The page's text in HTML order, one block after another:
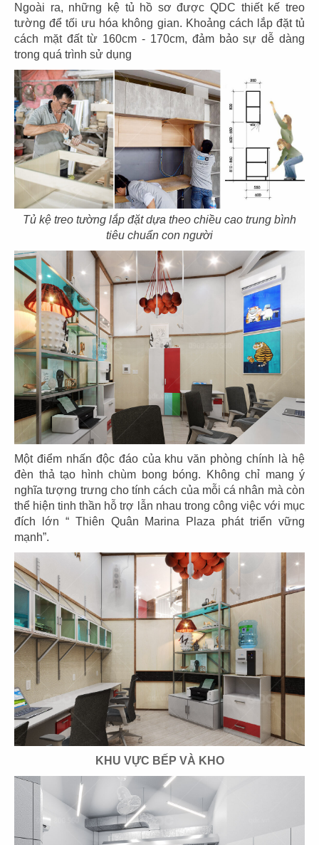
Ngoài ra, những kệ tủ hồ sơ được QDC thiết kế treo
tường để tối ưu hóa không gian. Khoảng cách lắp đặt tủ
cách mặt đất từ 160cm - 170cm, đảm bảo sự dễ dàng
trong quá trình sử dụng
Tủ kệ treo tường lắp đặt dựa theo chiều cao trung bình
tiêu chuẩn con người
Một điểm nhấn độc đáo của khu văn phòng chính là hệ
đèn thả tạo hình chùm bong bóng. Không chỉ mang ý
nghĩa tượng trưng cho tính cách của mỗi cá nhân mà còn
thể hiện tinh thần hỗ trợ lẫn nhau trong công việc với mục
đích lớn “ Thiên Quân Marina Plaza phát triển vững
mạnh”.
KHU VỰC BẾP VÀ KHO
87
SUSHI WAY
CN PXL - Q.Bình Thạnh
88
SUSHI WAY
CN Phạm Ngọc Thạch - Q.3
SUSHI MASA
CN Thạch Thị Thanh - Q.1
90
TOKYO DELI
CN Khu đô thị SALA - Q.2
91
UNAGI
CN Thái Văn Lung
DENKI
CN Thảo Điền, Q.2
93
HANA YA SHIKI
CN Gò Vấp
94
CN Vincom Đồng Khởi
95
LAMBRO
CN Q.3
96
SƠN THỦY
CN Phạm Ngọc Thạch
HANA VEGETARIAN
CN Bình Tân
98
VÔ ÚY
CN Gò Vấp